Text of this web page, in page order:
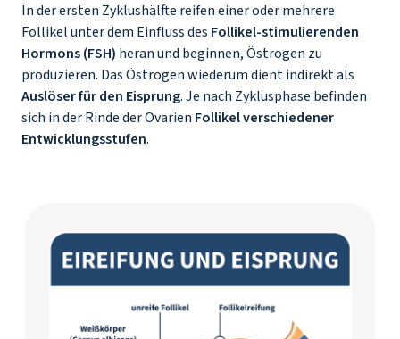
In der ersten Zyklushälfte reifen einer oder mehrere
Follikel unter dem Einfluss des Follikel-stimulierenden
Hormons (FSH) heran und beginnen, Östrogen zu
produzieren. Das Östrogen wiederum dient indirekt als
Auslöser für den Eisprung. Je nach Zyklusphase befinden
sich in der Rinde der Ovarien Follikel verschiedener
Entwicklungsstufen.